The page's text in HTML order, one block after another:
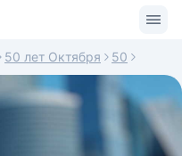
50 лет Октября 50